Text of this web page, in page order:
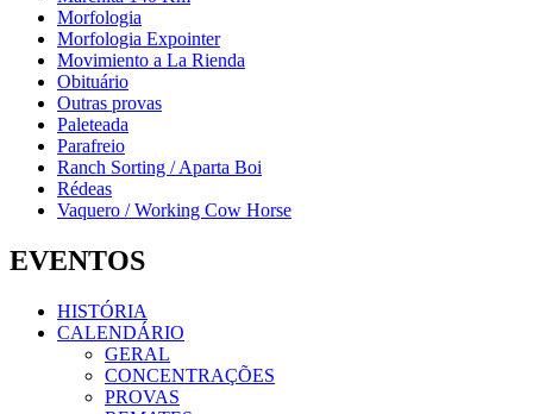
Morfologia
Morfologia Expointer
Movimiento a La Rienda
Obituário
Outras provas
Paleteada
Parafreio
Ranch Sorting / Aparta Boi
Rédeas
Vaquero / Working Cow Horse
EVENTOS
HISTÓRIA
CALENDÁRIO
GERAL
CONCENTRAÇÕES
PROVAS